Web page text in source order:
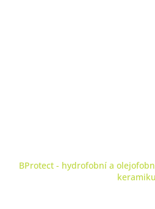
BProtect - hydrofobní a
keramiku